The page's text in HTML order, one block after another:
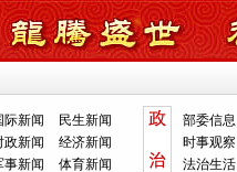
际新闻
民生新闻
政新闻
经济新闻
事新闻
体育新闻
部委信息
时事观察
法治生活